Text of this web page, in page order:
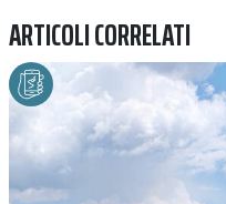
ARTICOLI CORRELATI